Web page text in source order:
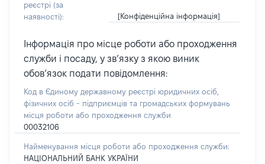
реєстрі (за
наявності):
[Конфіденційна інформація]
Інформація про місце роботи або проходження
служби і посаду, у зв’язку з якою виник
обов’язок подати повідомлення:
Код в Єдиному державному реєстрі юридичних осіб,
фізичних осіб - підприємців та громадських формувань
місця роботи або проходження служби
00032106
Найменування місця роботи або проходження служби:
НАЦІОНАЛЬНИЙ БАНК УКРАЇНИ